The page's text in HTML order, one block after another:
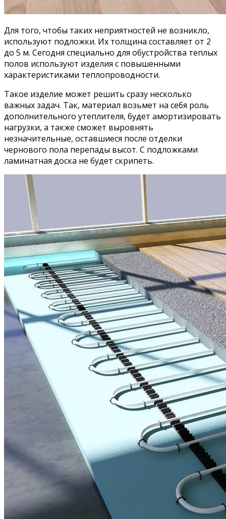
Для того, чтобы таких неприятностей не возникло,
используют подложки. Их толщина составляет от 2
до 5 м. Сегодня специально для обустройства теплых
полов используют изделия с повышенными
характеристиками теплопроводности.
Такое изделие может решить сразу несколько
важных задач. Так, материал возьмет на себя роль
дополнительного утеплителя, будет амортизировать
нагрузки, а также сможет выровнять
незначительные, оставшиеся после отделки
чернового пола перепады высот. С подложками
ламинатная доска не будет скрипеть.